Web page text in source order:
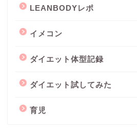
LEANBODYレポ
イメコン
ダイエット体型記録
ダイエット試してみた
育児